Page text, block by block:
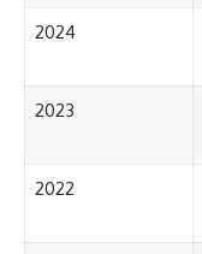
2024
2023
2022